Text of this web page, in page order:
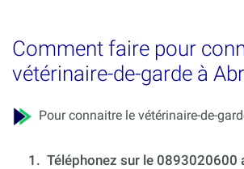
Comment faire pour
vétérinaire-de-garde à
Pour connaitre le vétérinaire-de-
1. Téléphonez sur le 0893020600